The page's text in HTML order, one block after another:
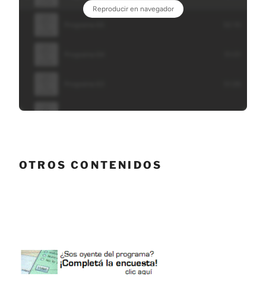
OTROS CONTENIDOS